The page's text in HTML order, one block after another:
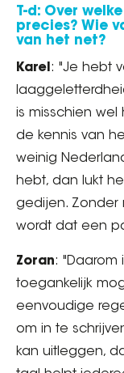
T-d: Over
precies? Wie
van het net?
Karel : "Je hebt
is misschien
de kennis van
weinig
hebt, dan lukt
gedijen. Zonder
wordt dat een
Zoran: "Daarom
toegankelijk
eenvoudige
om in te
kan uitleggen,